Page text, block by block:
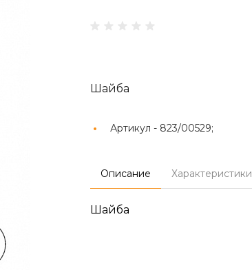
Шайба
Артикул - 823/00529;
Описание Характеристики
Шайба